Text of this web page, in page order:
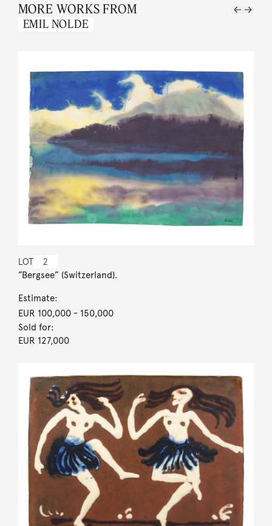
MORE WORKS FROM
EMIL NOLDE
LOT 2
”Bergsee” (Switzerland).
Estimate:
EUR 100,000- 150,000
Sold for:
EUR 127,000